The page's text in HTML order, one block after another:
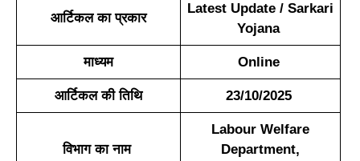
आर्टिकल का प्रकार
Latest Update / Sarkari
Yojana
माध्यम Online
आर्टिकल की तिथि 23/10/2025
विभाग का नाम
Labour Welfare
Department,